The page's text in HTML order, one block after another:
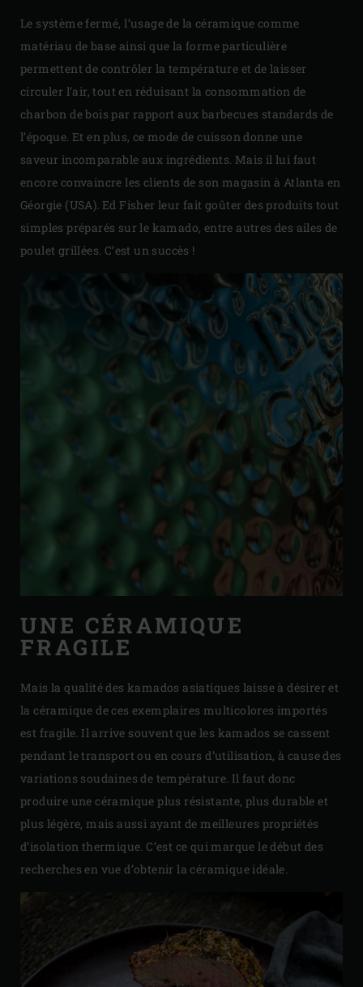
Le système fermé, l’usage de la céramique comme
matériau de base ainsi que la forme particulière
permettent de contrôler la température et de laisser
circuler l’air, tout en réduisant la consommation de
charbon de bois par rapport aux barbecues standards de
l’époque. Et en plus, ce mode de cuisson donne une
saveur incomparable aux ingrédients. Mais il lui faut
encore convaincre les clients de son magasin à Atlanta en
Géorgie (USA). Ed Fisher leur fait goûter des produits tout
simples préparés sur le kamado, entre autres des ailes de
poulet grillées. C’est un succès !
UNE CÉRAMIQUE
FRAGILE
Mais la qualité des kamados asiatiques laisse à désirer et
la céramique de ces exemplaires multicolores importés
est fragile. Il arrive souvent que les kamados se cassent
pendant le transport ou en cours d’utilisation, à cause des
variations soudaines de température. Il faut donc
produire une céramique plus résistante, plus durable et
plus légère, mais aussi ayant de meilleures propriétés
d’isolation thermique. C’est ce qui marque le début des
recherches en vue d’obtenir la céramique idéale.